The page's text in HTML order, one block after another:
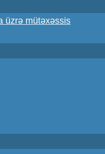
üzrə mütəxəssis